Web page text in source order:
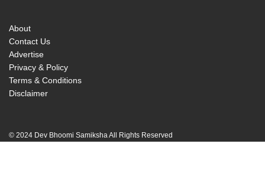
About
Contact Us
Advertise
Privacy & Policy
Terms & Conditions
Disclaimer
© 2024 Dev Bhoomi Samiksha All Rights Reserved